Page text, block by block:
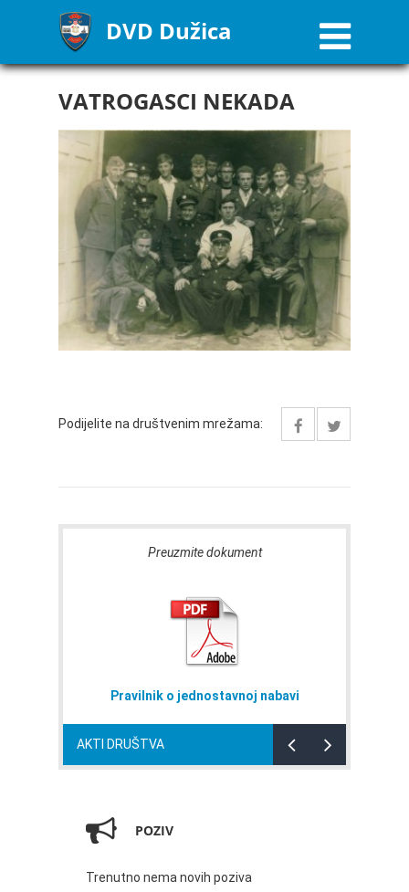
DVD Dužica
VATROGASCI NEKADA
Podijelite na društvenim mrežama:
AKTI DRUŠTVA
Preuzmite dokument
Pravilnik o jednostavnoj nabavi
POZIV
Trenutno nema novih poziva